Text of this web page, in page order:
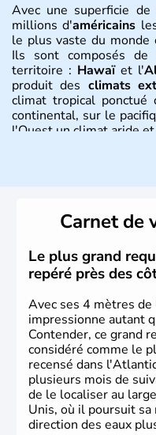
Avec une superficie
millions d'américains
le plus vaste du
Ils sont composés
territoire : Hawaïet l'
produit des climats
climat tropical ponctué
continental, sur le
l'Ouest un climat aride
Plusieurs populations
des européens, suite
Christophe
britanniques
en 1776 et adoptent
La conquête de l'Ouest
phase de
Carnet de
Le plus grand
repéré près des
Avec ses 4 mètres
impressionne autant
Contender, ce grand
considéré comme le
recensé dans
plusieurs mois de
de le localiser au
Unis, où il poursuit
direction des eaux